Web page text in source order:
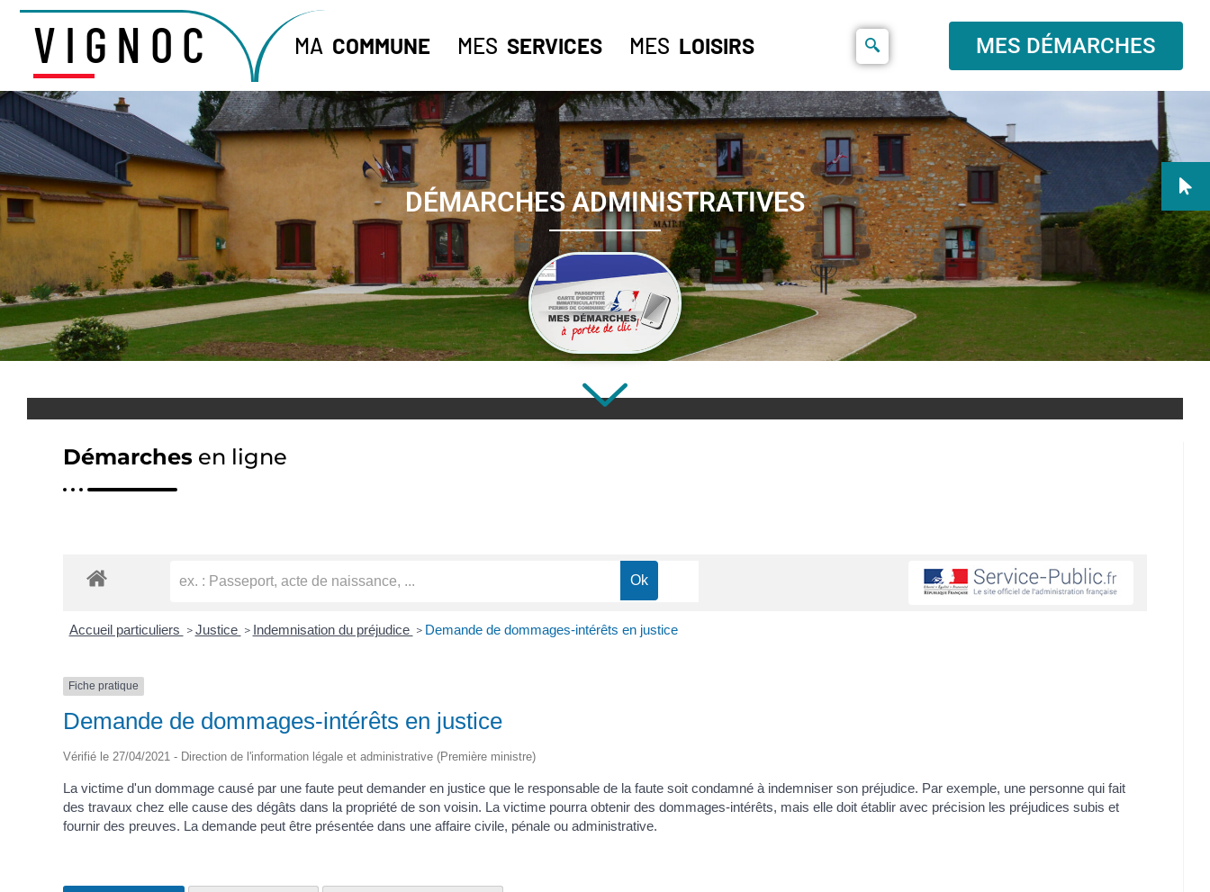
VIGNOC MA COMMUNE MES SERVICES MES LOISIRS MES DÉMARCHES
DÉMARCHES ADMINISTRATIVES
Démarches en ligne
Accueil particuliers > Justice > Indemnisation du préjudice > Demande de dommages-intérêts en justice
Fiche pratique
Demande de dommages-intérêts en justice
Vérifié le 27/04/2021 - Direction de l'information légale et administrative (Première ministre)
La victime d'un dommage causé par une faute peut demander en justice que le responsable de la faute soit condamné à indemniser son préjudice. Par exemple, une personne qui fait
des travaux chez elle cause des dégâts dans la propriété de son voisin. La victime pourra obtenir des dommages-intérêts, mais elle doit établir avec précision les préjudices subis et
fournir des preuves. La demande peut être présentée dans une affaire civile, pénale ou administrative.